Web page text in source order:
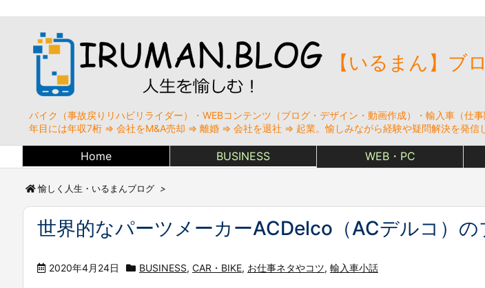
【いるまん】ブ
バイク（事故戻りリハビリライダー）・WEBコンテンツ（ブログ・デザイン・動画作成）・輸入車（
年目には年収7桁 ⇒ 会社をM&A売却 ⇒ 離婚 ⇒ 会社を退社 ⇒ 起業。愉しみながら経験や疑問解決を発信
Home BUSINESS WEB・PC
愉しく人生・いるまんブログ >
世界的なパーツメーカーACDelco（ACデルコ）
2020年4月24日 BUSINESS, CAR・BIKE, お仕事ネタやコツ, 輸入車小話